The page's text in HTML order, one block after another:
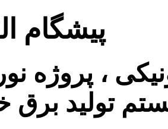
پیشگام
، پروژه
تولید برق